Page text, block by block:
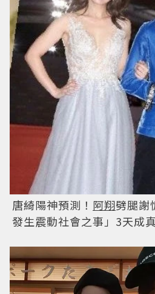
唐綺陽神預測！ 阿翔劈腿
發生震動社會之事」3天成真